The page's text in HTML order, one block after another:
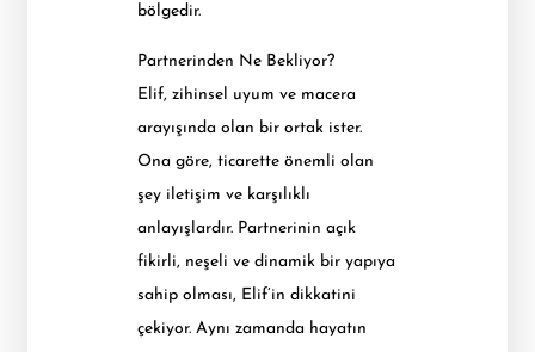
bölgedir.
Partnerinden Ne Bekliyor?
Elif, zihinsel uyum ve macera
arayışında olan bir ortak ister.
Ona göre, ticarette önemli olan
şey iletişim ve karşılıklı
anlayışlardır. Partnerinin açık
fikirli, neşeli ve dinamik bir yapıya
sahip olması, Elif’in dikkatini
çekiyor. Aynı zamanda hayatın